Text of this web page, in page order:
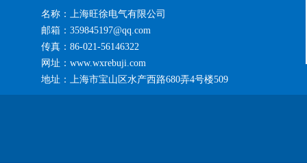
名称：上海旺徐电气有限公司
邮箱：359845197@qq.com
传真：86-021-56146322
网址：www.wxrebuji.com
地址：上海市宝山区水产西路680弄4号楼509